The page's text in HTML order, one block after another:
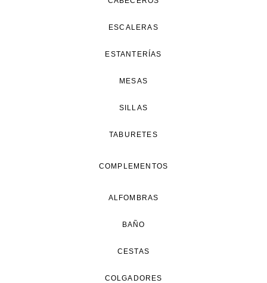
ESCALERAS
ESTANTERÍAS
MESAS
SILLAS
TABURETES
COMPLEMENTOS
ALFOMBRAS
BAÑO
CESTAS
COLGADORES